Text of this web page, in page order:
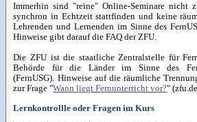
Immerhin sind "reine" Online-Seminare nicht
synchron in Echtzeit stattfinden und keine
Lehrenden und Lernenden im Sinne des
Hinweise gibt darauf die FAQ der ZFU.
Die ZFU ist die staatliche Zentralstelle für
Behörde für die Länder im Sinne des
(FernUSG). Hinweise auf die räumliche
zur Frage "Wann liegt Fernunterricht vor?"
Lernkontrollle oder Fragen im Kurs